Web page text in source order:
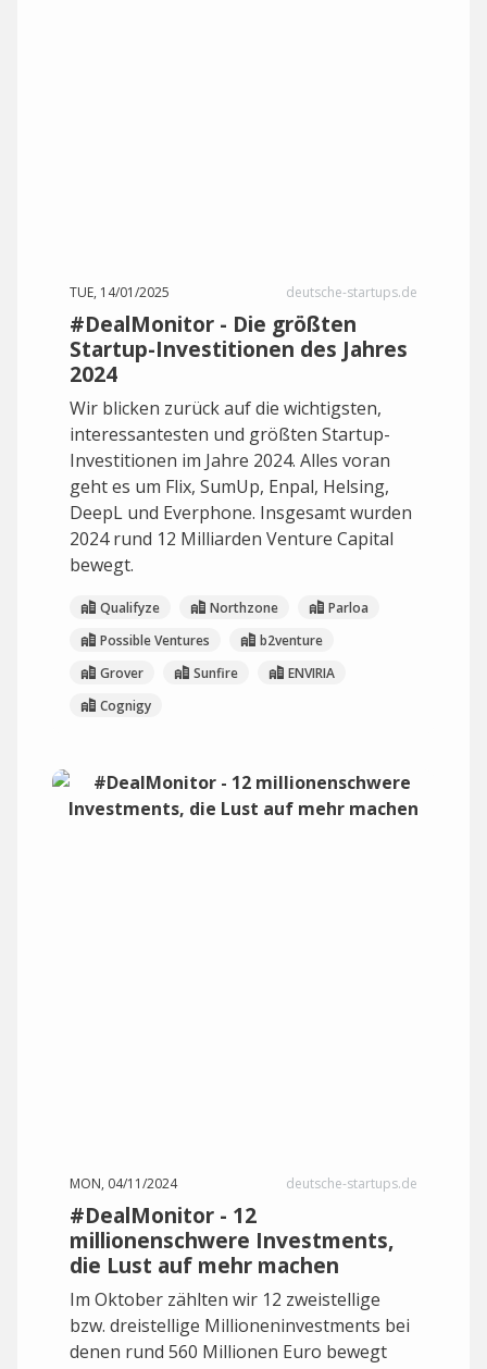
TUE, 14/01/2025 deutsche-startups.de
#DealMonitor - Die größten
Startup-Investitionen des Jahres
2024
Wir blicken zurück auf die wichtigsten,
interessantesten und größten Startup-
Investitionen im Jahre 2024. Alles voran
geht es um Flix, SumUp, Enpal, Helsing,
DeepL und Everphone. Insgesamt wurden
2024 rund 12 Milliarden Venture Capital
bewegt.
Qualifyze Northzone
Parloa
Possible Ventures
b2venture
Grover
Sunfire
ENVIRIA
Cognigy
MON, 04/11/2024 deutsche-startups.de
#DealMonitor - 12
millionenschwere Investments,
die Lust auf mehr machen
Im Oktober zählten wir 12 zweistellige
bzw. dreistellige Millioneninvestments bei
denen rund 560 Millionen Euro bewegt